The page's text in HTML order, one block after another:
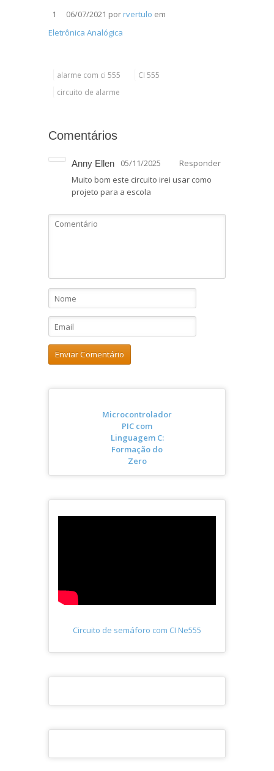
1 06/07/2021 por rvertulo em
Eletrônica Analógica
alarme com ci 555
CI 555
circuito de alarme
Comentários
Anny Ellen 05/11/2025
Responder
Muito bom este circuito irei usar como
projeto para a escola
Microcontrolador
PIC com
Linguagem C:
Formação do
Zero
Circuito de semáforo com CI Ne555